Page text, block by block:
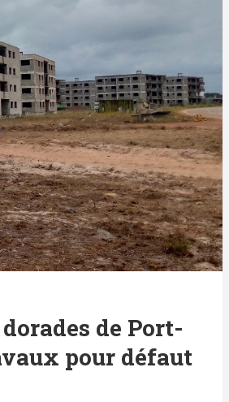
de Port-
pour défaut